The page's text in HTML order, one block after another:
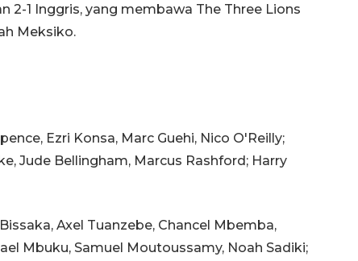
2-1 Inggris, yang membawa The Three Lions
Meksiko.
Ezri Konsa, Marc Guehi, Nico O'Reilly;
Jude Bellingham, Marcus Rashford; Harry
Axel Tuanzebe, Chancel Mbemba,
Mbuku, Samuel Moutoussamy, Noah Sadiki;